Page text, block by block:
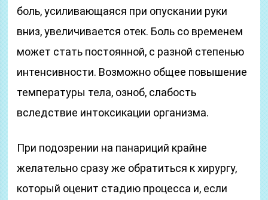
боль, усиливающаяся при опускании руки
вниз, увеличивается отек. Боль со временем
может стать постоянной, с разной степенью
интенсивности. Возможно общее повышение
температуры тела, озноб, слабость
вследствие интоксикации организма.
При подозрении на панариций крайне
желательно сразу же обратиться к хирургу,
который оценит стадию процесса и, если